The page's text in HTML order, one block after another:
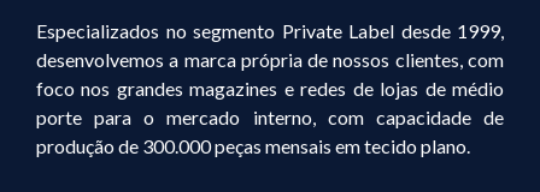
Especializados no segmento Private Label desde 1999,
desenvolvemos a marca própria de nossos clientes, com
foco nos grandes magazines e redes de lojas de médio
porte para o mercado interno, com capacidade de
produção de 300.000 peças mensais em tecido plano.